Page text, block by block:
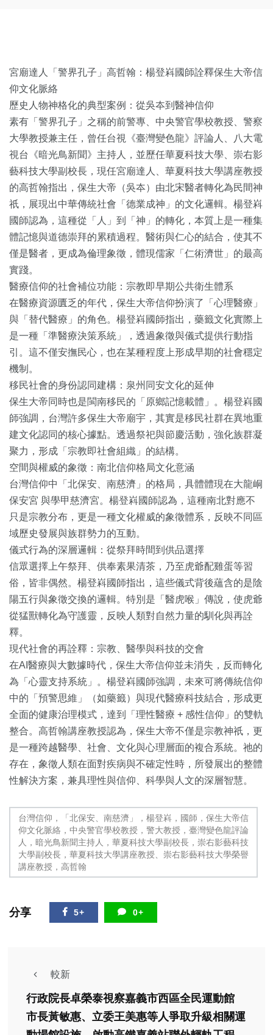
宮廟達人「警界孔子」高哲翰：楊登嵙國師詮釋保生大帝信
仰文化脈絡
歷史人物神格化的典型案例：從吳夲到醫神信仰
素有「警界孔子」之稱的前警專、中央警官學校教授、警察
大學教授兼主任，曾任台視《臺灣變色龍》評論人、八大電
視台《暗光鳥新聞》主持人，並歷任華夏科技大學、崇右影
藝科技大學副校長，現任宮廟達人、華夏科技大學講座教授
的高哲翰指出，保生大帝（吳夲）由北宋醫者轉化為民間神
祇，展現出中華傳統社會「德業成神」的文化邏輯。楊登嵙
國師認為，這種從「人」到「神」的轉化，本質上是一種集
體記憶與道德崇拜的累積過程。醫術與仁心的結合，使其不
僅是醫者，更成為倫理象徵，體現儒家「仁術濟世」的最高
實踐。
醫療信仰的社會補位功能：宗教即早期公共衛生體系
在醫療資源匱乏的年代，保生大帝信仰扮演了「心理醫療」
與「替代醫療」的角色。楊登嵙國師指出，藥籤文化實際上
是一種「準醫療決策系統」，透過象徵與儀式提供行動指
引。這不僅安撫民心，也在某種程度上形成早期的社會穩定
機制。
移民社會的身份認同建構：泉州同安文化的延伸
保生大帝同時也是閩南移民的「原鄉記憶載體」。楊登嵙國
師強調，台灣許多保生大帝廟宇，其實是移民社群在異地重
建文化認同的核心據點。透過祭祀與節慶活動，強化族群凝
聚力，形成「宗教即社會組織」的結構。
空間與權威的象徵：南北信仰格局文化意涵
台灣信仰中「北保安、南慈濟」的格局，具體體現在大龍峒
保安宮 與學甲慈濟宮。楊登嵙國師認為，這種南北對應不
只是宗教分布，更是一種文化權威的象徵體系，反映不同區
域歷史發展與族群勢力的互動。
儀式行為的深層邏輯：從祭拜時間到供品選擇
信眾選擇上午祭拜、供奉素果清茶，乃至虎爺配雞蛋等習
俗，皆非偶然。楊登嵙國師指出，這些儀式背後蘊含的是陰
陽五行與象徵交換的邏輯。特別是「醫虎喉」傳說，使虎爺
從猛獸轉化為守護靈，反映人類對自然力量的馴化與再詮
釋。
現代社會的再詮釋：宗教、醫學與科技的交會
在AI醫療與大數據時代，保生大帝信仰並未消失，反而轉化
為「心靈支持系統」。楊登嵙國師強調，未來可將傳統信仰
中的「預警思維」（如藥籤）與現代醫療科技結合，形成更
全面的健康治理模式，達到「理性醫療 + 感性信仰」的雙軌
整合。高哲翰講座教授認為，保生大帝不僅是宗教神祇，更
是一種跨越醫學、社會、文化與心理層面的複合系統。祂的
存在，象徵人類在面對疾病與不確定性時，所發展出的整體
性解決方案，兼具理性與信仰、科學與人文的深層智慧。
台灣信仰，「北保安、南慈濟」，楊登嵙，國師，保生大帝信
仰文化脈絡，中央警官學校教授，警大教授，臺灣變色龍評論
人，暗光鳥新聞主持人，華夏科技大學副校長，崇右影藝科技
大學副校長，華夏科技大學講座教授、崇右影藝科技大學榮譽
講座教授，高哲翰
分享 5+ 0+
較新
行政院長卓榮泰視察嘉義市西區全民運動館
市長黃敏惠、立委王美惠等人爭取升級相關運